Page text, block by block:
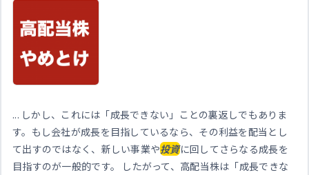
... しかし、これには「成長できない」ことの裏返しでもありま
す。もし会社が成長を目指しているなら、その利益を配当とし
て出すのではなく、新しい事業や投資に回してさらなる成長を
目指すのが一般的です。 したがって、高配当株は「成長できな